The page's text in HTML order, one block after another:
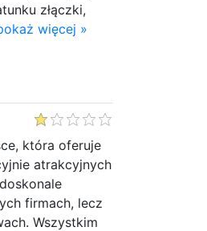
złączki,
więcej »
która oferuje
atrakcyjnych
firmach, lecz
Wszystkim